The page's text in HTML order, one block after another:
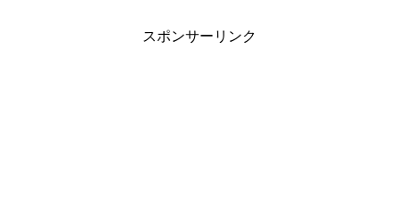
スポンサーリンク